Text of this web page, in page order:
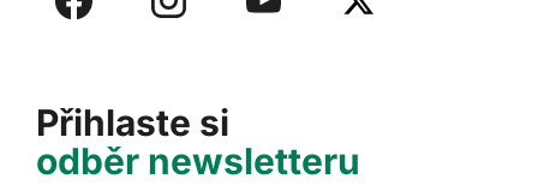
Přihlaste si
odběr newsletteru